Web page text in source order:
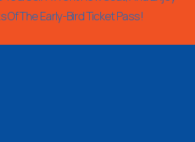
Of The Early-Bird Ticket Pass!